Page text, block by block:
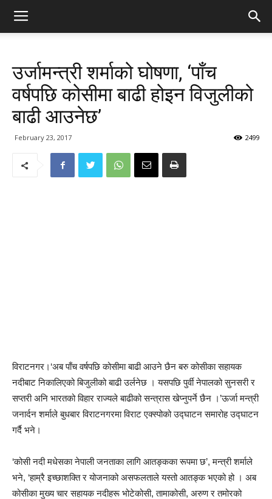
उर्जामन्त्री शर्माको घोषणा, ‘पाँच
वर्षपछि कोसीमा बाढी होइन विजुलीको
बाढी आउनेछ’
February 23, 2017 2499
विराटनगर।‘अब पाँच वर्षपछि कोसीमा बाढी आउने छैन बरु कोसीका सहायक
नदीबाट निकालिएको बिजुलीको बाढी उर्लनेछ । यसपछि पुर्वी नेपालको सुनसरी र
सप्तरी अनि भारतको विहार राज्यले बाढीको सन्त्रास खेप्नुपर्ने छैन ।’ऊर्जा मन्त्री
जनार्दन शर्माले बुधबार विराटनगरमा विराट एक्स्पोको उद्घाटन समारोह उद्घाटन
गर्दै भने।
‘कोसी नदी मधेसका नेपाली जनताका लागि आतङ्कका रूपमा छ’, मन्त्री शर्माले
भने, ‘हाम्रै इच्छाशक्ति र योजनाको असफलताले यस्तो आतङ्क भएको हो । अब
कोसीका मुख्य चार सहायक नदीहरू भोटेकोसी, तामाकोसी, अरुण र तमोरको